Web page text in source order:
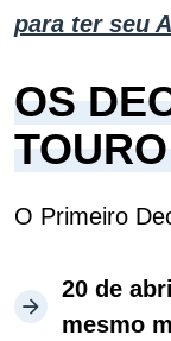
para ter seu
OS
O Primeiro
20 de
mesmo